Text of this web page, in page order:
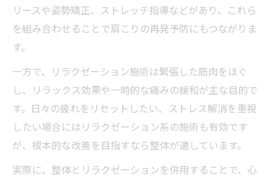
リースや姿勢矯正、ストレッチ指導などがあり、これら
を組み合わせることで肩こりの再発予防にもつながりま
す。
一方で、リラクゼーション施術は緊張した筋肉をほぐ
し、リラックス効果や一時的な痛みの緩和が主な目的で
す。日々の疲れをリセットしたい、ストレス解消を重視
したい場合にはリラクゼーション系の施術も有効です
が、根本的な改善を目指すなら整体が適しています。
実際に、整体とリラクゼーションを併用することで、心